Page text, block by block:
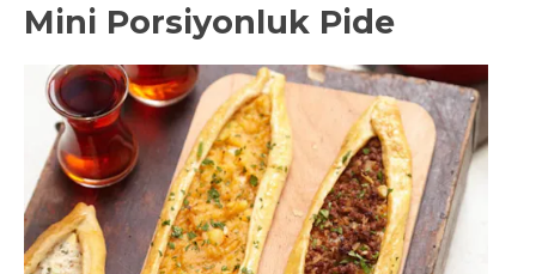
Mini Porsiyonluk Pide